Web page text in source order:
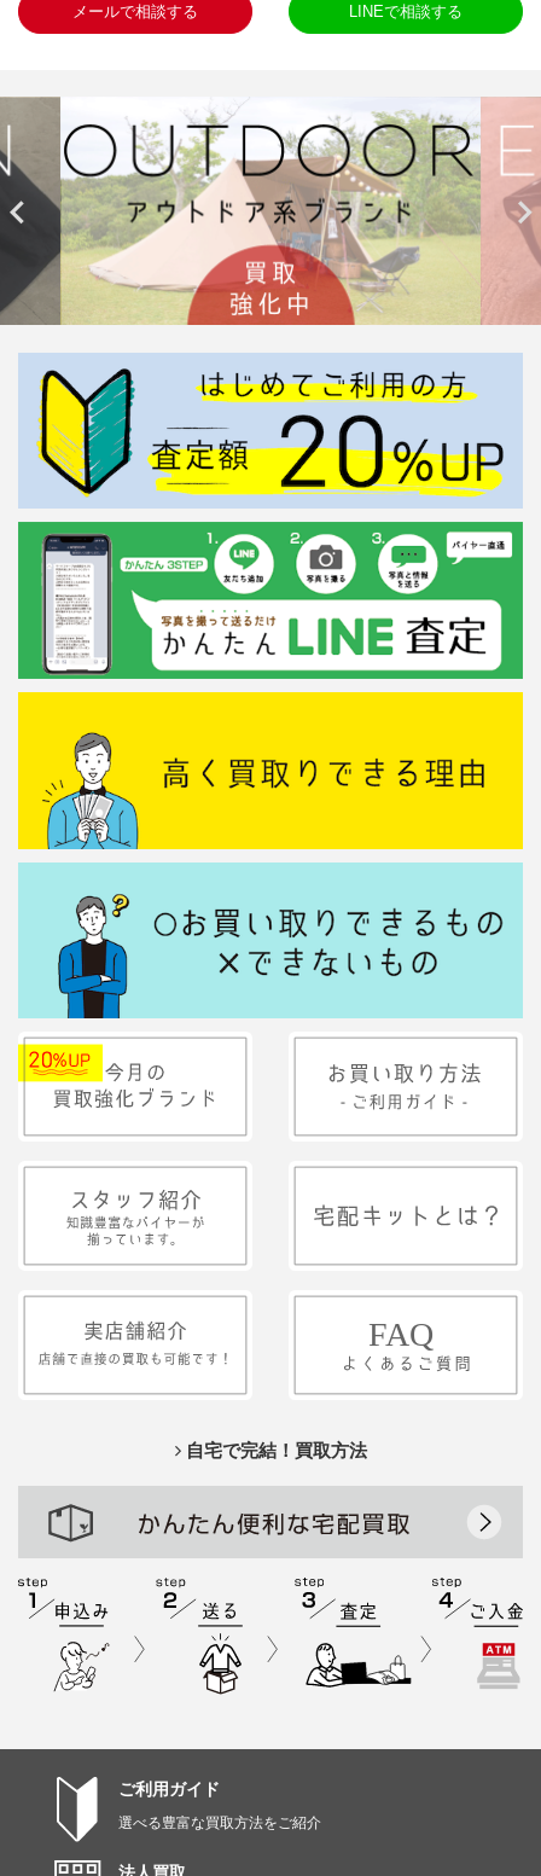
メールで相談する LINEで相談する
 
自宅で完結！買取方法
ご利用ガイド
選べる豊富な買取方法をご紹介
法人買取